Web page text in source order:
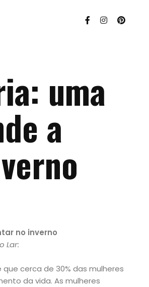
uma
a
no inverno
Lar:
cerca de 30% das mulheres
da vida. As mulheres